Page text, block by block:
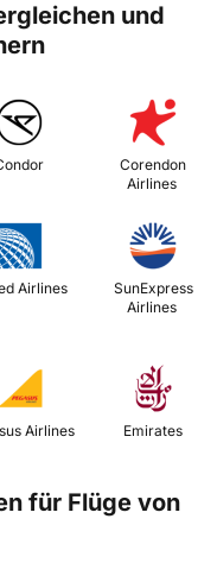
und
Corendon
Airlines
Airlines
Airlines
Emirates
für Flüge von